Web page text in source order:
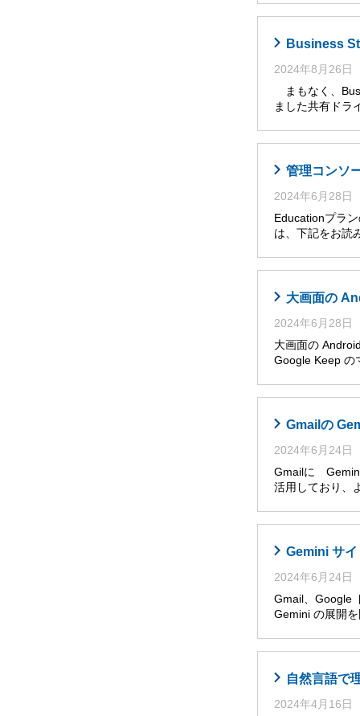
Business
2024年8月26日
まもなく、
ました共有ドラ
管理コンソ
2024年6月28日
Educationプラ
は、下記をお
大画面の
2024年6月28日
大画面の
Google Keep の
Gmailの
2024年6月24日
Gmailに Gemini
活用しており、
Gemini サ
2024年6月24日
Gmail、Google
Gemini の展開
自然言語で
2024年4月16日